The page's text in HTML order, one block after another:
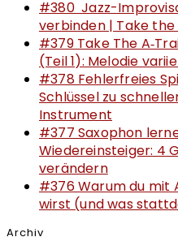
#380 Jazz-
verbinden | Take
#379 Take The
(Teil 1): Melodie
#378 Fehlerfreies
Schlüssel zu
Instrument
#377 Saxophon
Wiedereinsteiger: 4
verändern
#376 Warum du mit
wirst (und was
Archiv